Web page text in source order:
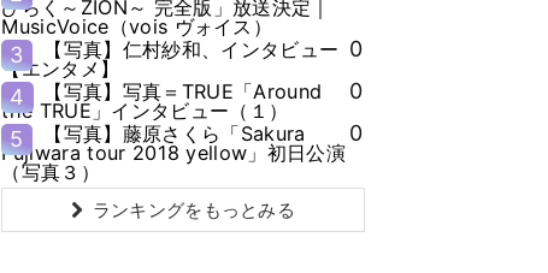
ひらく～ZION～ 完全版」放送決定｜
MusicVoice（vois ヴォイス）
3
【写真】仁村紗和、インタビュー
【エンタメ】
0
4
【写真】写真＝TRUE「Around
the TRUE」インタビュー（１）
0
5
【写真】藤原さくら「Sakura
Fujiwara tour 2018 yellow」初日公演
（写真３）
0
ランキングをもっとみる